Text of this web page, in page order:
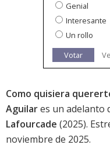
Genial
Interesante
Un rollo
Votar
Como quisiera
Aguilares un adelanto
Lafourcade (2025).
noviembre de 2025.